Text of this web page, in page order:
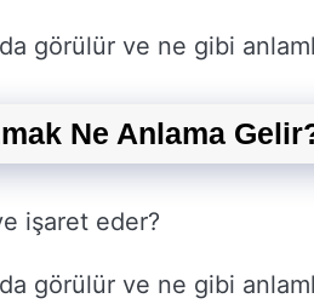
görülür ve ne gibi
Ne Anlama
işaret eder?
görülür ve ne gibi